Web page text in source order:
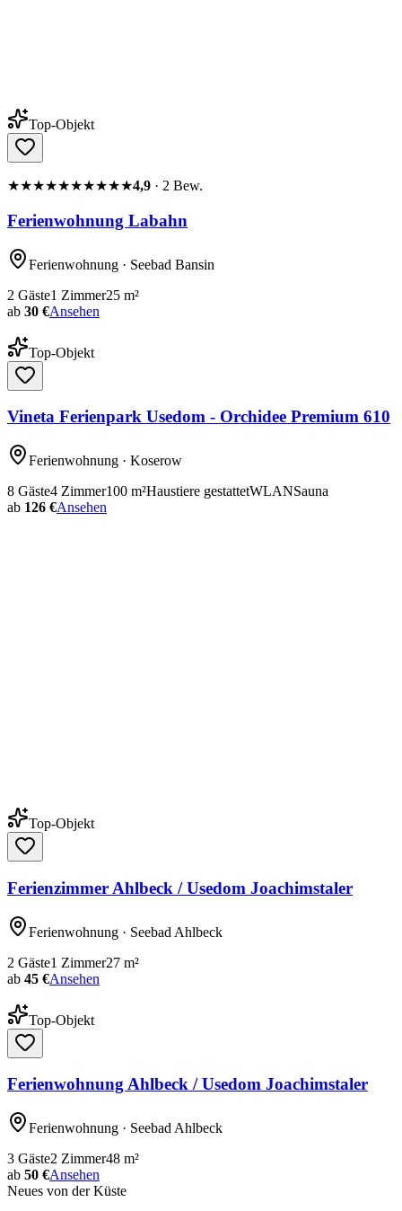
Top-Objekt
★★★★★★★★★★4,9 · 2 Bew.
Ferienwohnung Labahn
Ferienwohnung · Seebad Bansin
2 Gäste1 Zimmer25 m²
ab 30 €Ansehen
Top-Objekt
Vineta Ferienpark Usedom - Orchidee Premium 610
Ferienwohnung · Koserow
8 Gäste4 Zimmer100 m²Haustiere gestattetWLANSauna
ab 126 €Ansehen
Top-Objekt
Ferienzimmer Ahlbeck / Usedom Joachimstaler
Ferienwohnung · Seebad Ahlbeck
2 Gäste1 Zimmer27 m²
ab 45 €Ansehen
Top-Objekt
Ferienwohnung Ahlbeck / Usedom Joachimstaler
Ferienwohnung · Seebad Ahlbeck
3 Gäste2 Zimmer48 m²
ab 50 €Ansehen
Neues von der Küste